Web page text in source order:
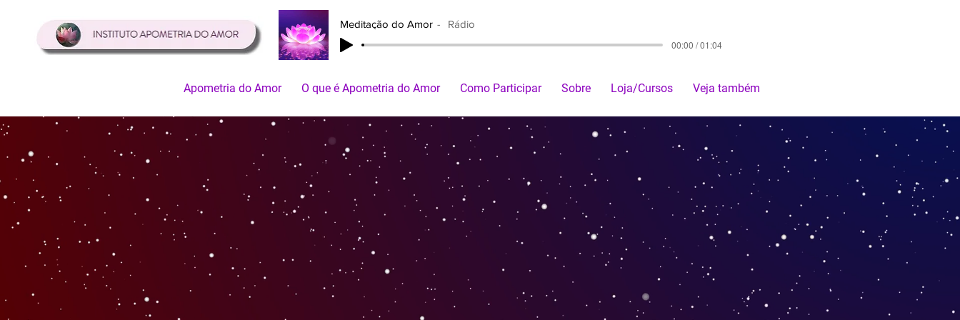
Meditação do Amor
Rádio
00:00 / 01:04
Apometria do Amor O que é Apometria do Amor Como Participar Sobre Loja/Cursos Veja também